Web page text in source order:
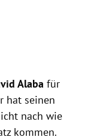
Alaba für
hat seinen
nach wie
kommen.